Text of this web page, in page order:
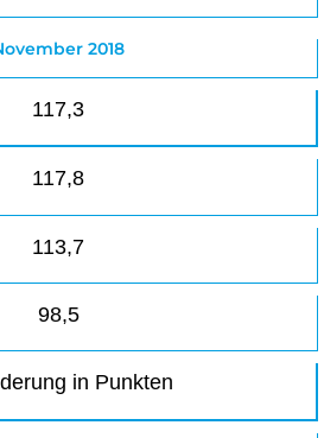
2018
117,3
117,8
113,7
98,5
in Punkten